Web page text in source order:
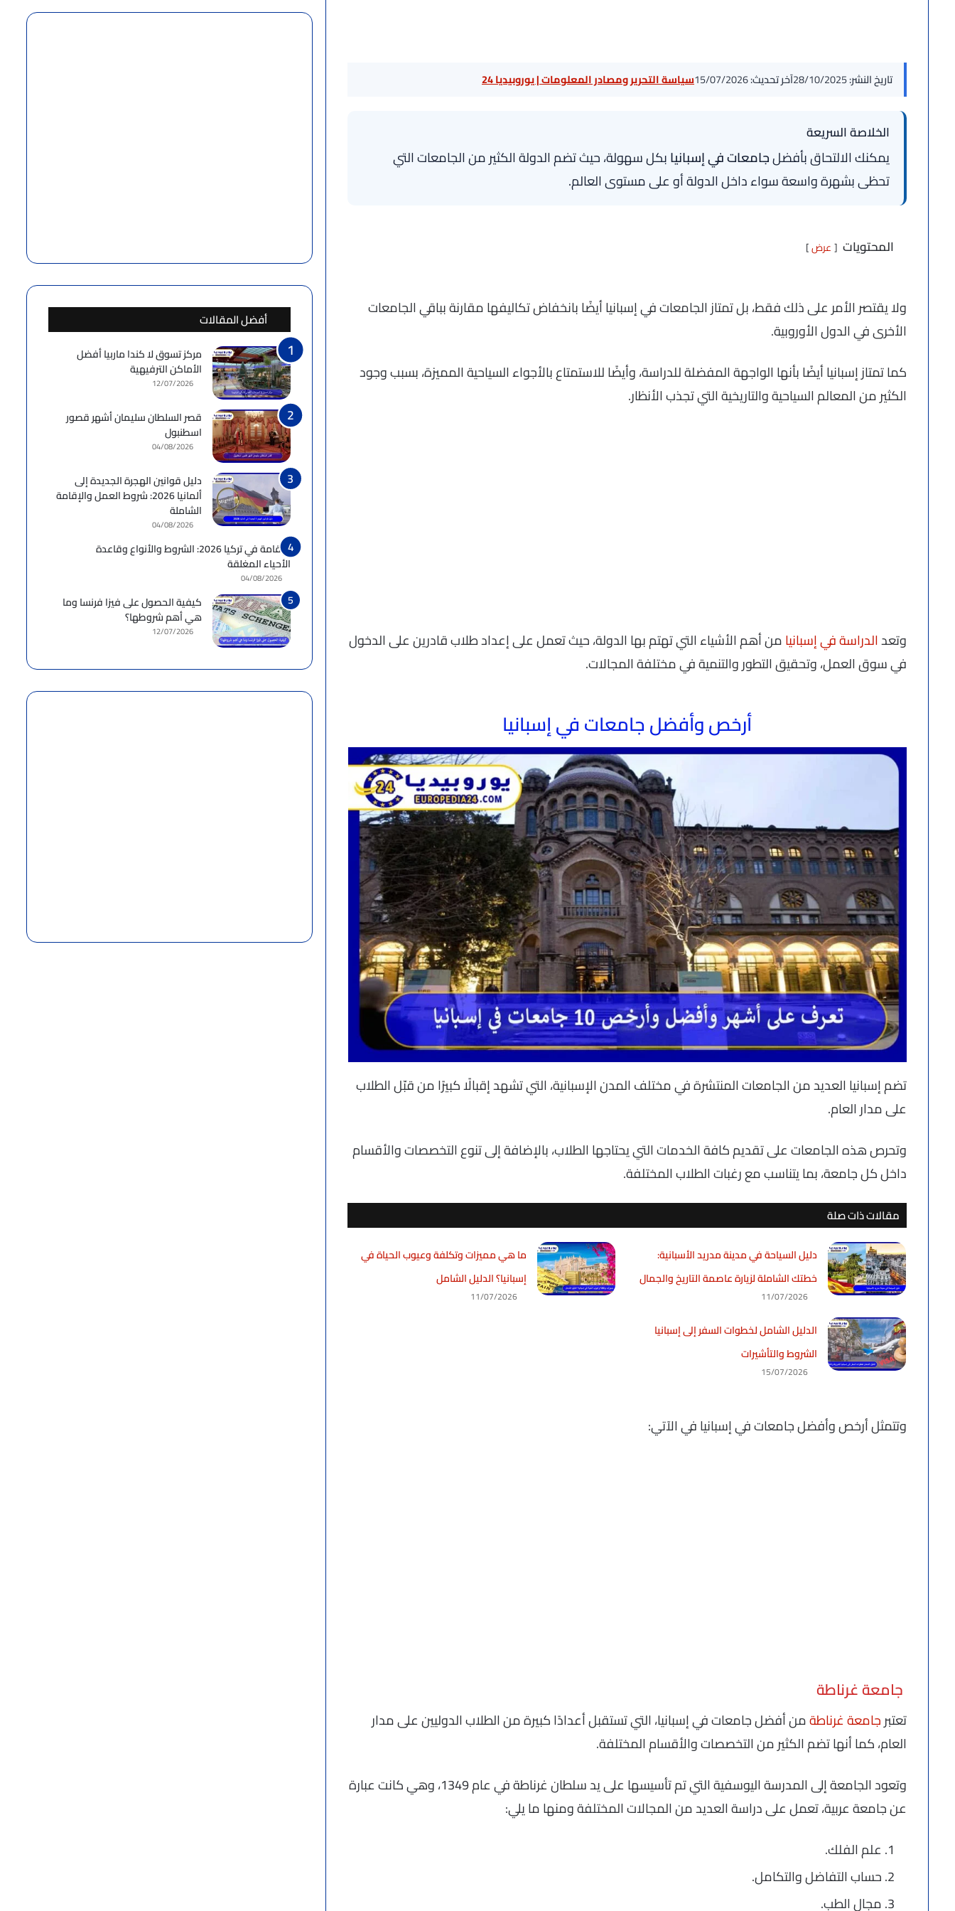
تاريخ النشر:28/10/2025آخر تحديث:15/07/2026سياسة التحرير ومصادر المعلومات | يوروبيديا 24
الخلاصة السريعة
يمكنك الالتحاق بأفضلجامعات في إسبانيابكل سهولة، حيث تضم الدولة الكثير من الجامعات التي
تحظى بشهرة واسعة سواء داخل الدولة أو على مستوى العالم.
المحتويات عرض
ولا يقتصر الأمر على ذلك فقط، بل تمتاز الجامعات في إسبانيا أيضًا بانخفاض تكاليفها مقارنة بباقي الجامعات
الأخرى في الدول الأوروبية.
كما تمتاز إسبانيا أيضًا بأنها الواجهة المفضلة للدراسة، وأيضًا للاستمتاع بالأجواء السياحية المميزة، بسبب وجود
الكثير من المعالم السياحية والتاريخية التي تجذب الأنظار.
وتعدالدراسة في إسبانيامن أهم الأشياء التي تهتم بها الدولة، حيث تعمل على إعداد طلاب قادرين على الدخول
في سوق العمل، وتحقيق التطور والتنمية في مختلفة المجالات.
أرخص وأفضل جامعات في إسبانيا
تضم إسبانيا العديد من الجامعات المنتشرة في مختلف المدن الإسبانية، التي تشهد إقبالًا كبيرًا من قبّل الطلاب
على مدار العام.
وتحرص هذه الجامعات على تقديم كافة الخدمات التي يحتاجها الطلاب، بالإضافة إلى تنوع التخصصات والأقسام
داخل كل جامعة، بما يتناسب مع رغبات الطلاب المختلفة.
مقالات ذات صلة
دليل السياحة في مدينة مدريد الأسبانية:
خطتك الشاملة لزيارة عاصمة التاريخ والجمال
11/07/2026
ما هي مميزات وتكلفة وعيوب الحياة في
إسبانيا؟ الدليل الشامل
11/07/2026
الدليل الشامل لخطوات السفر إلى إسبانيا
الشروط والتأشيرات
15/07/2026
وتتمثل أرخص وأفضل جامعات في إسبانيا في الآتي:
جامعة غرناطة
تعتبرجامعة غرناطةمن أفضل جامعات في إسبانيا، التي تستقبل أعدادًا كبيرة من الطلاب الدوليين على مدار
العام، كما أنها تضم الكثير من التخصصات والأقسام المختلفة.
وتعود الجامعة إلى المدرسة اليوسفية التي تم تأسيسها على يد سلطان غرناطة في عام 1349، وهي كانت عبارة
عن جامعة عربية، تعمل على دراسة العديد من المجالات المختلفة ومنها ما يلي:
علم الفلك.
حساب التفاضل والتكامل.
مجال الطب.
أفضل المقالات
مركز تسوق لا كندا ماربيا أفضل
الأماكن الترفيهية
12/07/2026
قصر السلطان سليمان أشهر قصور
اسطنبول
04/08/2026
دليل قوانين الهجرة الجديدة إلى
ألمانيا 2026: شروط العمل والإقامة
الشاملة
04/08/2026
الإقامة في تركيا 2026: الشروط والأنواع وقاعدة
الأحياء المغلقة
04/08/2026
كيفية الحصول على فيزا فرنسا وما
هي أهم شروطها؟
12/07/2026